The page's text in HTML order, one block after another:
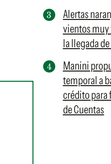
Alertas
vientos muy
la llegada
Manini
temporal a
crédito para
de Cuentas